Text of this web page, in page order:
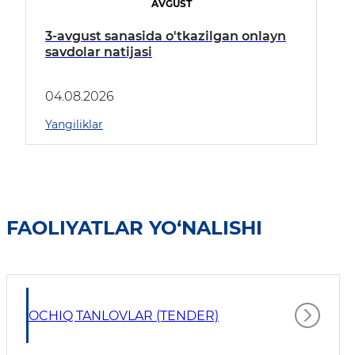
AVGUST
3-avgust sanasida o'tkazilgan onlayn
savdolar natijasi
04.08.2026
Yangiliklar
FAOLIYATLAR YO‘NALISHI
OCHIQ TANLOVLAR (TENDER)